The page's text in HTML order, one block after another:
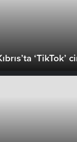
‘TikTok’